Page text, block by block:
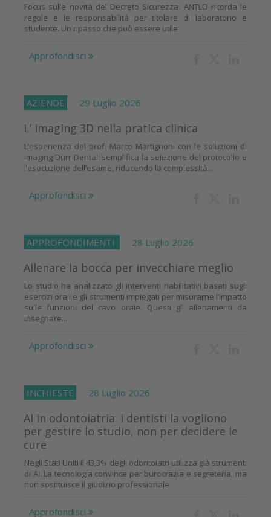
Focus sulle novità del Decreto Sicurezza. ANTLO ricorda le
regole e le responsabilità per titolare di laboratorio e
studente. Un ripasso che può essere utile
Approfondisci
AZIENDE 29 Luglio 2026
L’ imaging 3D nella pratica clinica
L’esperienza del prof. Marco Martignoni con le soluzioni di
imaging Dürr Dental: semplifica la selezione del protocollo e
l’esecuzione dell’esame, riducendo la complessità...
Approfondisci
APPROFONDIMENTI 28 Luglio 2026
Allenare la bocca per invecchiare meglio
Lo studio ha analizzato gli interventi riabilitativi basati sugli
esercizi orali e gli strumenti impiegati per misurarne l’impatto
sulle funzioni del cavo orale. Questi gli allenamenti da
insegnare...
Approfondisci
INCHIESTE 28 Luglio 2026
AI in odontoiatria: i dentisti la vogliono
per gestire lo studio, non per decidere le
cure
Negli Stati Uniti il 43,3% degli odontoiatri utilizza già strumenti
di AI. La tecnologia convince per burocrazia e segreteria, ma
non sostituisce il giudizio professionale
Approfondisci